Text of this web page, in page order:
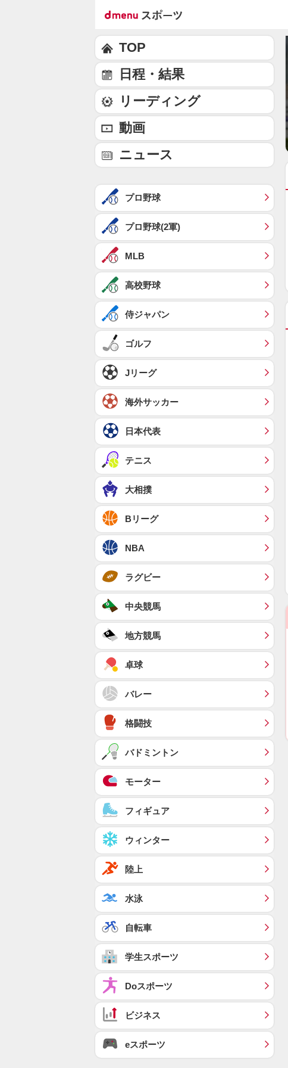
TOP
日程・結果
リーディング
動画
ニュース
プロ野球
プロ野球(2軍)
MLB
高校野球
侍ジャパン
ゴルフ
Jリーグ
海外サッカー
日本代表
テニス
大相撲
Bリーグ
NBA
ラグビー
中央競馬
地方競馬
卓球
バレー
格闘技
バドミントン
モーター
フィギュア
ウィンター
陸上
水泳
自転車
学生スポーツ
Doスポーツ
ビジネス
eスポーツ